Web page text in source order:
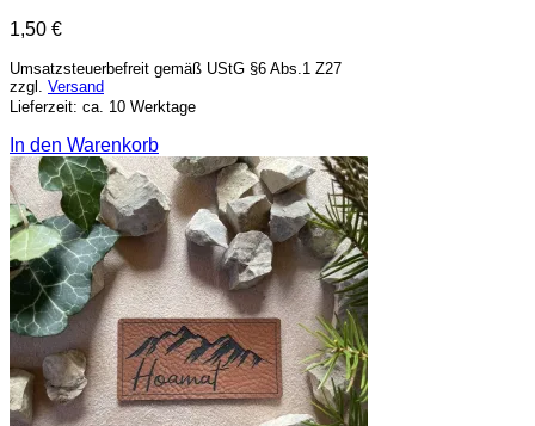
1,50 €
Umsatzsteuerbefreit gemäß UStG §6 Abs.1 Z27
zzgl. Versand
Lieferzeit: ca. 10 Werktage
In den Warenkorb